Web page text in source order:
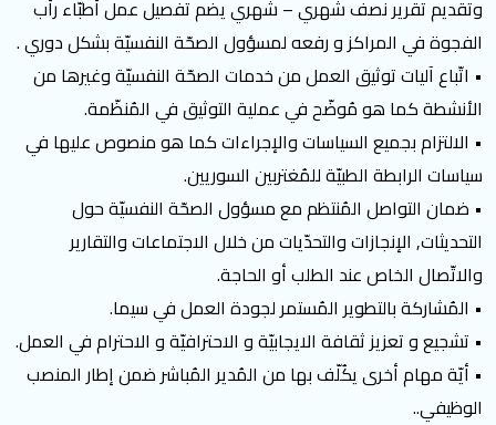
وتقديم تقرير نصف شهري – شهري يضم تفصيل عمل أطبّاء رأب
الفجوة في المراكز و رفعه لمسؤول الصحّة النفسيّة بشكل دوري .
• اتّباع آليات توثيق العمل من خدمات الصحّة النفسيّة وغيرها من
الأنشطة كما هو مُوضّح في عملية التوثيق في المُنظّمة.
• الالتزام بجميع السياسات والإجراءات كما هو منصوص عليها في
سياسات الرابطة الطبيّة للمُغتربين السوريين.
• ضمان التواصل المُنتظم مع مسؤول الصحّة النفسيّة حول
التحديثات, الإنجازات والتحدّيات من خلال الاجتماعات والتقارير
والاتّصال الخاص عند الطلب أو الحاجة.
• المُشاركة بالتطوير المُستمر لجودة العمل في سيما.
• تشجيع و تعزيز ثقافة الايجابيّة و الاحترافيّة و الاحترام في العمل.
• أيّة مهام أخرى يكُلّف بها من المُدير المُباشر ضمن إطار المنصب
الوظيفي..